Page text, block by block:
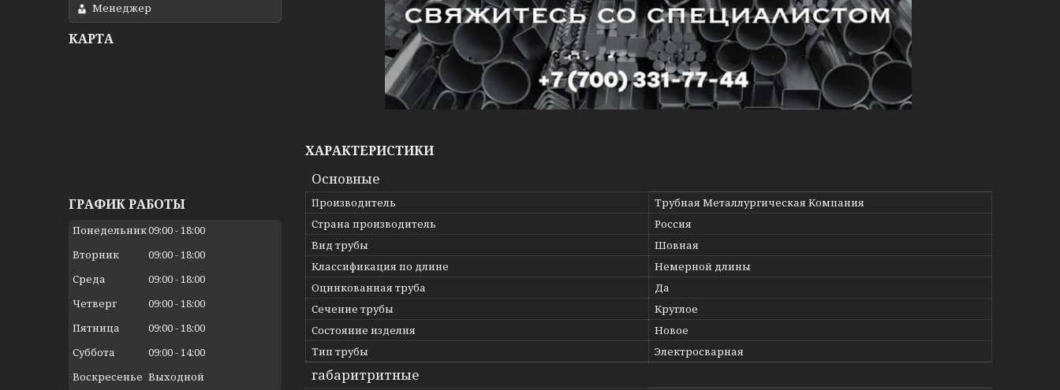
ХАРАКТЕРИСТИКИ
Основные
Производитель
Трубная Металлургическая Компания
Страна производитель
Россия
Вид трубы
Шовная
Классификация по длине
Немерной длины
Оцинкованная труба
Да
Сечение трубы
Круглое
Состояние изделия
Новое
Тип трубы
Электросварная
габаритритные
Менеджер
КАРТА
ГРАФИК РАБОТЫ
Понедельник09:00 18:00
Вторник
09:00 18:00
Среда
09:00 18:00
Четверг
09:00 18:00
Пятница
09:00 18:00
Суббота
09:00 14:00
Воскресенье Выходной